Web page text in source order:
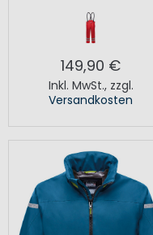
149,90 €
Inkl. MwSt., zzgl.
Versandkosten